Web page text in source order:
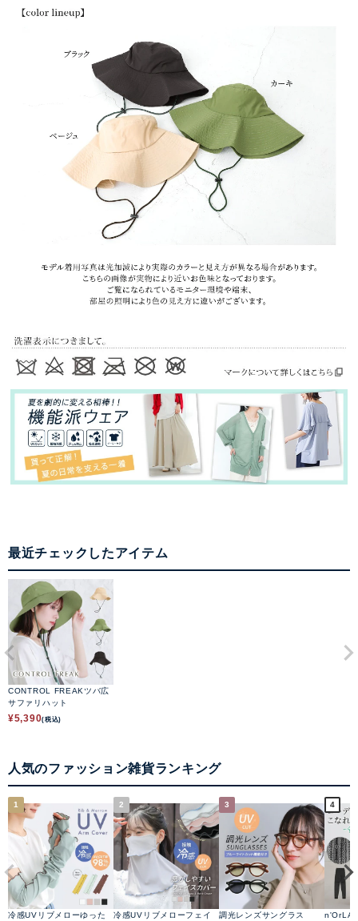
最近チェックしたアイテム
CONTROL FREAKツバ広
サファリハット
¥5,390(税込)
人気のファッション雑貨ランキング
1
冷感UVリブメローゆった
2
冷感UVリブメローフェイ
3
調光レンズサングラス
4